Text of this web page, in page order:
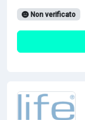
Non verificato